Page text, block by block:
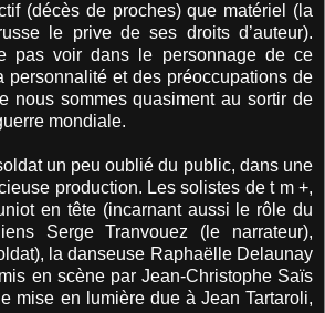
(décès de proches) que matériel (la
le prive de ses droits d’auteur).
pas voir dans le personnage de ce
personnalité et des préoccupations de
nous sommes quasiment au sortir de
mondiale.
un peu oublié du public, dans une
production. Les solistes de t m +,
en tête (incarnant aussi le rôle du
Serge Tranvouez (le narrateur),
la danseuse Raphaëlle Delaunay
en scène par Jean-Christophe Saïs
mise en lumière due à Jean Tartaroli,